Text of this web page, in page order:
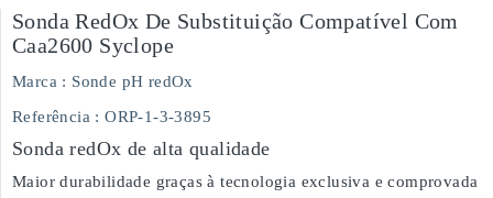
Sonda RedOx De Substituição Compatível Com
Caa2600 Syclope
Marca : Sonde pH redOx
Referência : ORP-1-3-3895
Sonda redOx de alta qualidade
Maior durabilidade graças à tecnologia exclusiva e comprovada